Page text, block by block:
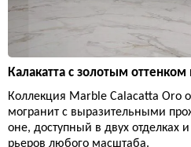
Калакатта с золотым
Коллекция Marble Calacatta Oro
могранит с выразительными
оне, доступный в двух отделках
рьеров любого масштаба.